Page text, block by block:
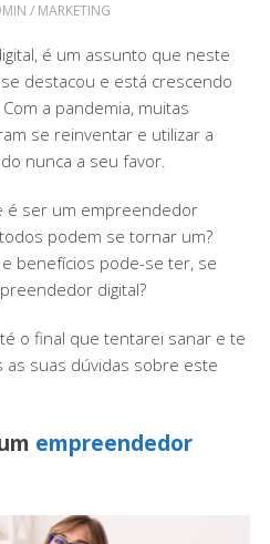
/ MARKETING
é um assunto que neste
destacou e está crescendo
a pandemia, muitas
se reinventar e utilizar a
nunca a seu favor.
é ser um empreendedor
podem se tornar um?
benefícios pode-se ter, se
digital?
o final que tentarei sanar e te
as suas dúvidas sobre este
empreendedor